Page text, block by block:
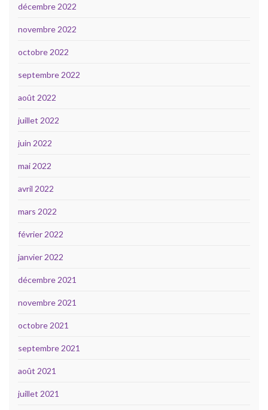
décembre 2022
novembre 2022
octobre 2022
septembre 2022
août 2022
juillet 2022
juin 2022
mai 2022
avril 2022
mars 2022
février 2022
janvier 2022
décembre 2021
novembre 2021
octobre 2021
septembre 2021
août 2021
juillet 2021